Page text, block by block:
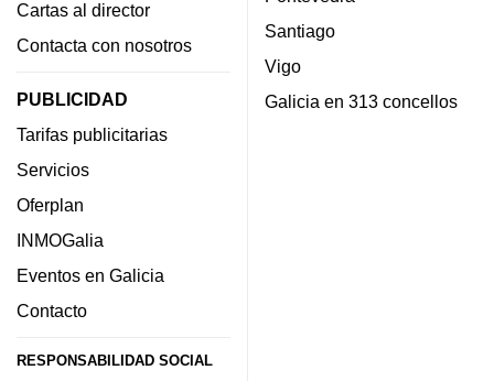
Cartas al director
Contacta con nosotros
PUBLICIDAD
Tarifas publicitarias
Servicios
Oferplan
INMOGalia
Eventos en Galicia
Contacto
RESPONSABILIDAD SOCIAL
Santiago
Vigo
Galicia en 313 concellos